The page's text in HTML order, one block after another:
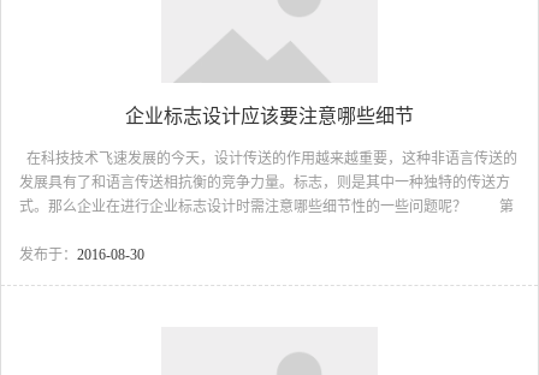
企业标志设计应该要注意哪些细节
在科技技术飞速发展的今天，设计传送的作用越来越重要，这种非语言传送的
发展具有了和语言传送相抗衡的竞争力量。标志，则是其中一种独特的传送方
式。那么企业在进行企业标志设计时需注意哪些细节性的一些问题呢？ 第
做了一些特殊的规定，或者在习惯上忌用。尤其是出口商品的品牌商标设计，
发布于： 2016-08-30